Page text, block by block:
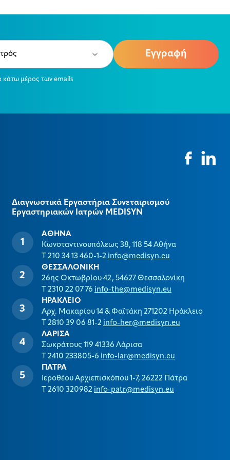
κάτω μέρος των emails
Διαγνωστικά Εργαστήρια Συνεταιρισμού
Εργαστηριακών Ιατρών MEDISYΝ
ΑΘΗΝΑ
Κωνσταντινουπόλεως 38, 118 54 Αθήνα
T 210 34 13 460-1-2 info@medisyn.eu
ΘΕΣΣΑΛΟΝΙΚΗ
26ης Οκτωβρίου 42, 54627 Θεσσαλονίκη
T 2310 22 07 76 info-the@medisyn.eu
ΗΡΑΚΛΕΙΟ
Αρχ. Μακαρίου 14 & Φαϊτάκη 271202 Ηράκλειο
T 2810 39 06 81-2 info-her@medisyn.eu
ΛΑΡΙΣΑ
Σωκράτους 119 41336 Λάρισα
T 2410 233805-6 info-lar@medisyn.eu
ΠΑΤΡΑ
Ιεροθέου Αρχιεπισκόπου 1-7, 26222 Πάτρα
T 2610 320982 info-patr@medisyn.eu